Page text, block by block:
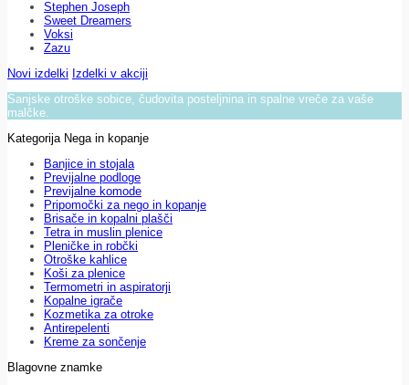
Stephen Joseph
Sweet Dreamers
Voksi
Zazu
Novi izdelki Izdelki v akciji
Sanjske otroške sobice, čudovita posteljnina in spalne vreče za vaše
malčke.
Kategorija Nega in kopanje
Banjice in stojala
Previjalne podloge
Previjalne komode
Pripomočki za nego in kopanje
Brisače in kopalni plašči
Tetra in muslin plenice
Pleničke in robčki
Otroške kahlice
Koši za plenice
Termometri in aspiratorji
Kopalne igrače
Kozmetika za otroke
Antirepelenti
Kreme za sončenje
Blagovne znamke